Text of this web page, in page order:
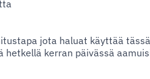
jota haluat käyttää
kerran päivässä